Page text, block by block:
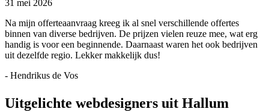
31 mei 2026
Na mijn offerteaanvraag kreeg ik al snel verschillende offertes
binnen van diverse bedrijven. De prijzen vielen reuze mee, wat erg
handig is voor een beginnende. Daarnaast waren het ook bedrijven
uit dezelfde regio. Lekker makkelijk dus!
- Hendrikus de Vos
Uitgelichte webdesigners uit Hallum